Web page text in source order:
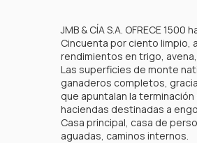
JMB & CÍA S.A. OFRECE 1500
Cincuenta por ciento limpio,
rendimientos en trigo,
Las superficies de monte
ganaderos completos,
que apuntalan la
haciendas destinadas a
Casa principal, casa de
aguadas, caminos internos.